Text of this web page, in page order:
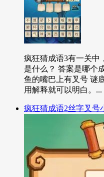
疯狂猜成语3有一关中
是什么？ 答案是哪个
鱼的嘴巴上有叉号 谜
用解释就可以明白。...
疯狂猜成语2丝字叉号